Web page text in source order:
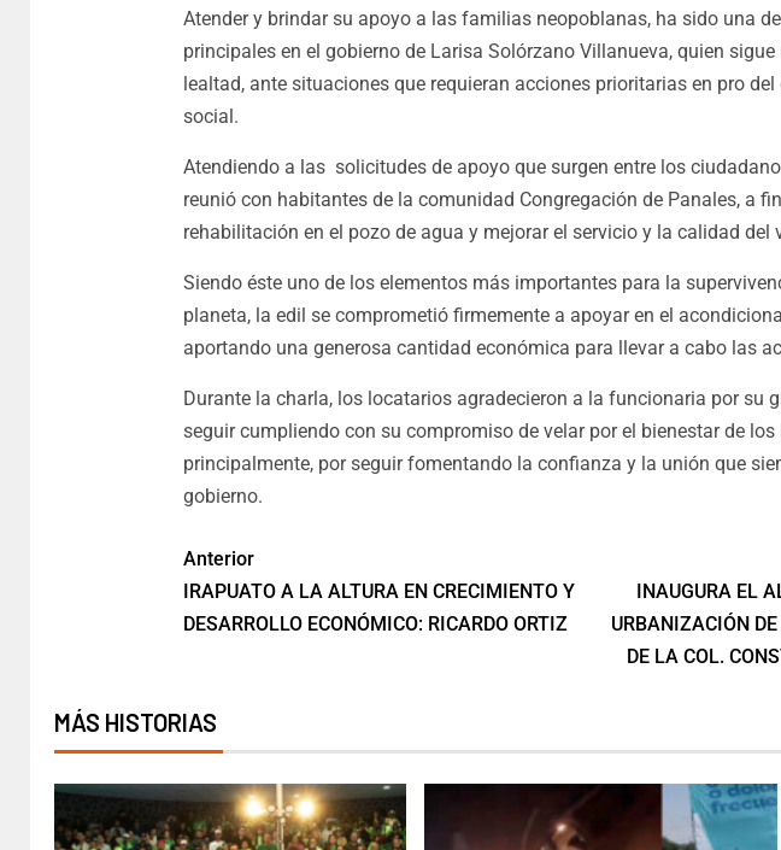
Atender y brindar su apoyo a las familias neopoblanas, ha sido una
principales en el gobierno de Larisa Solórzano Villanueva, quien
lealtad, ante situaciones que requieran acciones prioritarias en pro
social.
Atendiendo a las solicitudes de apoyo que surgen entre los
reunió con habitantes de la comunidad Congregación de Panales, a
rehabilitación en el pozo de agua y mejorar el servicio y la calidad del
Siendo éste uno de los elementos más importantes para la
planeta, la edil se comprometió firmemente a apoyar en el
aportando una generosa cantidad económica para llevar a cabo las
Durante la charla, los locatarios agradecieron a la funcionaria por su
seguir cumpliendo con su compromiso de velar por el bienestar de
principalmente, por seguir fomentando la confianza y la unión que
gobierno.
Anterior
IRAPUATO A LA ALTURA EN CRECIMIENTO Y
DESARROLLO ECONÓMICO: RICARDO ORTIZ
INAUGURA EL
URBANIZACIÓN
DE LA COL.
MÁS HISTORIAS